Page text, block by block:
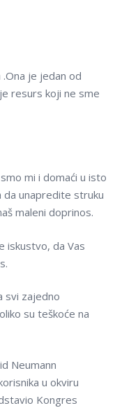
je jedan od
resurs koji ne sme
mi i domaći u isto
da unapredite struku
maleni doprinos.
iskustvo, da Vas
svi zajedno
su teškoće na
Neumann
u okviru
Kongres